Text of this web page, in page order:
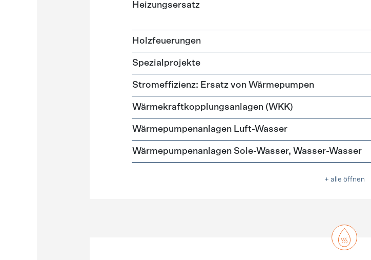
Heizungsersatz
Holzfeuerungen
Spezialprojekte
Stromeffizienz: Ersatz von Wärmepumpen
Wärmekraftkopplungsanlagen (WKK)
Wärmepumpenanlagen Luft-Wasser
Wärmepumpenanlagen Sole-Wasser, Wasser-Wasser
+ alle öffnen